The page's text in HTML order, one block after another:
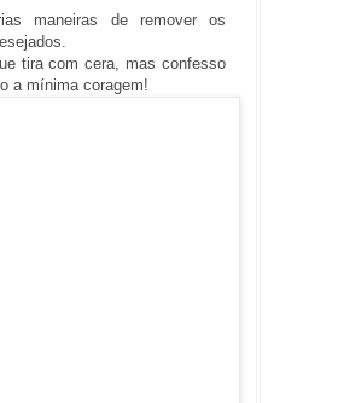
maneiras de remover os
tira com cera, mas confesso
a mínima coragem!